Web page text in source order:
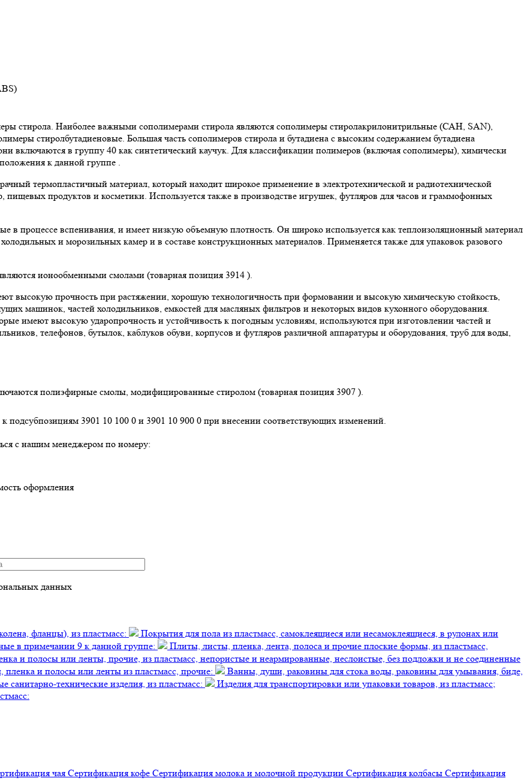
стирола. Наиболее важными сополимерами стирола являются сополимеры стиролакрилонитрильные (САН, SAN),
стиролбутадиеновые. Большая часть сополимеров стирола и бутадиена с высоким содержанием бутадиена
включаются в группу 40 как синтетический каучук. Для классификации полимеров (включая сополимеры), химически
к данной группе .
термопластичный материал, который находит широкое применение в электротехнической и радиотехнической
продуктов и косметики. Используется также в производстве игрушек, футляров для часов и граммофонных
в процессе вспенивания, и имеет низкую объемную плотность. Он широко используется как теплоизоляционный материал
и морозильных камер и в составе конструкционных материалов. Применяется также для упаковок разового
ионообменными смолами (товарная позиция 3914 ).
высокую прочность при растяжении, хорошую технологичность при формовании и высокую химическую стойкость,
машинок, частей холодильников, емкостей для масляных фильтров и некоторых видов кухонного оборудования.
имеют высокую ударопрочность и устойчивость к погодным условиям, используются при изготовлении частей и
телефонов, бутылок, каблуков обуви, корпусов и футляров различной аппаратуры и оборудования, труб для воды,
полиэфирные смолы, модифицированные стиролом (товарная позиция 3907 ).
подсубпозициям 3901 10 100 0 и 3901 10 900 0 при внесении соответствующих изменений.
с нашим менеджером по номеру:
оформления
данных
фланцы), из пластмасс:
Покрытия для пола из пластмасс, самоклеящиеся или несамоклеящиеся, в рулонах или
в примечании 9 к данной группе:
Плиты, листы, пленка, лента, полоса и прочие плоские формы, из пластмасс,
и полосы или ленты, прочие, из пластмасс, непористые и неармированные, неслоистые, без подложки и не соединенные
и полосы или ленты из пластмасс, прочие:
Ванны, души, раковины для стока воды, раковины для умывания, биде,
технические изделия, из пластмасс:
Изделия для транспортировки или упаковки товаров, из пластмасс;
чая Сертификация кофе Сертификация молока и молочной продукции Сертификация колбасы Сертификация